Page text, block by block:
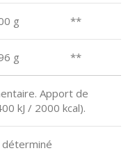
g **
g **
Apport de
kJ / 2000 kcal).
déterminé